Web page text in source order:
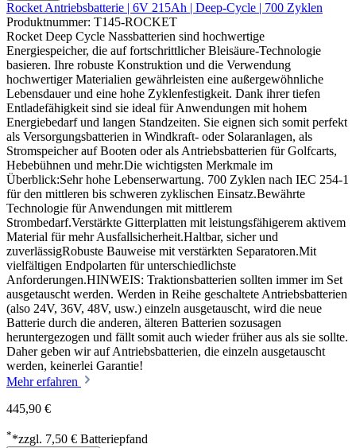
Rocket Antriebsbatterie | 6V 215Ah | Deep-Cycle | 700 Zyklen
Produktnummer: T145-ROCKET
Rocket Deep Cycle Nassbatterien sind hochwertige
Energiespeicher, die auf fortschrittlicher Bleisäure-Technologie
basieren. Ihre robuste Konstruktion und die Verwendung
hochwertiger Materialien gewährleisten eine außergewöhnliche
Lebensdauer und eine hohe Zyklenfestigkeit. Dank ihrer tiefen
Entladefähigkeit sind sie ideal für Anwendungen mit hohem
Energiebedarf und langen Standzeiten. Sie eignen sich somit perfekt
als Versorgungsbatterien in Windkraft- oder Solaranlagen, als
Stromspeicher auf Booten oder als Antriebsbatterien für Golfcarts,
Hebebühnen und mehr.Die wichtigsten Merkmale im
Überblick:Sehr hohe Lebenserwartung. 700 Zyklen nach IEC 254-1
für den mittleren bis schweren zyklischen Einsatz.Bewährte
Technologie für Anwendungen mit mittlerem
Strombedarf.Verstärkte Gitterplatten mit leistungsfähigerem aktivem
Material für mehr Ausfallsicherheit.Haltbar, sicher und
zuverlässigRobuste Bauweise mit verstärkten Separatoren.Mit
vielfältigen Endpolarten für unterschiedlichste
Anforderungen.HINWEIS: Traktionsbatterien sollten immer im Set
ausgetauscht werden. Werden in Reihe geschaltete Antriebsbatterien
(also 24V, 36V, 48V, usw.) einzeln ausgetauscht, wird die neue
Batterie durch die anderen, älteren Batterien sozusagen
heruntergezogen und fällt somit auch wieder früher aus als sie sollte.
Daher geben wir auf Antriebsbatterien, die einzeln ausgetauscht
werden, keinerlei Garantie!
Mehr erfahren
445,90 €
**zzgl. 7,50 € Batteriepfand